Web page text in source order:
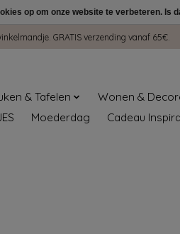
GRATIS verzending vanaf 65€.
& Tafelen Wonen &
Moederdag Cadeau
op om onze website te verbeteren. Is